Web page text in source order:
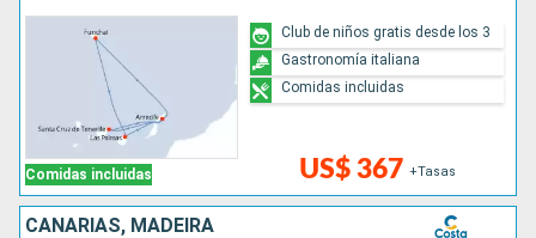
Comidas incluidas US$ 367 +Tasas
Club de niños gratis desde los 3
Gastronomía italiana
Comidas incluidas
CANARIAS, MADEIRA